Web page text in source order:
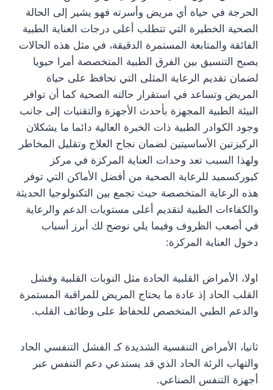
الحرجة في حياة أي مريض وأسرته فهو يشير إلى الحالة
الصحية الخطيرة التي تتطلب أعلى درجات العناية الطبية
الفائقة والمتابعة المستمرة الدقيقة، في مثل هذه الحالات
يصبح التنسيق بين الفرق الطبية المتخصصة أمرا حيويا
لضمان تقديم الرعاية المثلى التي تحافظ على حياة
المريض وتساعد في استقرار حالته الصحية كما أن توافر
البيئة الطبية المجهزة بأحدث الأجهزة والتقنيات إلى جانب
وجود الكوادر الطبية ذات الخبرة العالية دائما ما يشكلان
الركيزتين الأساسيتين لضمان نجاح العلاج وتقليل المخاطر
ولهذا السبب تعد وحدات العناية المركزة في مركز
كيوركسميد للرعاية الصحية من أفضل الأماكن التي توفر
هذه الرعاية المتخصصة حيث تجمع بين التكنولوجيا الحديثة
والكفاءات الطبية لتقديم أعلى مستويات الدعم والرعاية
في أصعب الظروف وفيما يلي نوضح لك أبرز أسباب
دخول العناية المركزة:
اولا، الأمراض القلبية الحادة مثل النوبات القلبية وفشل
القلب الحاد إذ عادة ما يحتاج المريض للمراقبة المستمرة
والدعم الطبي المتخصص للحفاظ على وظائف القلب.
ثانيا، الأمراض التنفسية الشديدة كـ الفشل التنفسي الحاد
والتهاب الرئة الحاد الذي قد يستدعي دعم التنفس عبر
أجهزة التنفس الصناعي.